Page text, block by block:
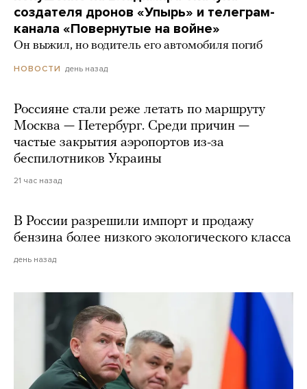
создателя дронов «Упырь» и телеграм-
канала «Повернутые на войне»
Он выжил, но водитель его автомобиля погиб
НОВОСТИ день назад
Россияне стали реже летать по маршруту
Москва — Петербург. Среди причин —
частые закрытия аэропортов из-за
беспилотников Украины
21 час назад
В России разрешили импорт и продажу
бензина более низкого экологического класса
день назад